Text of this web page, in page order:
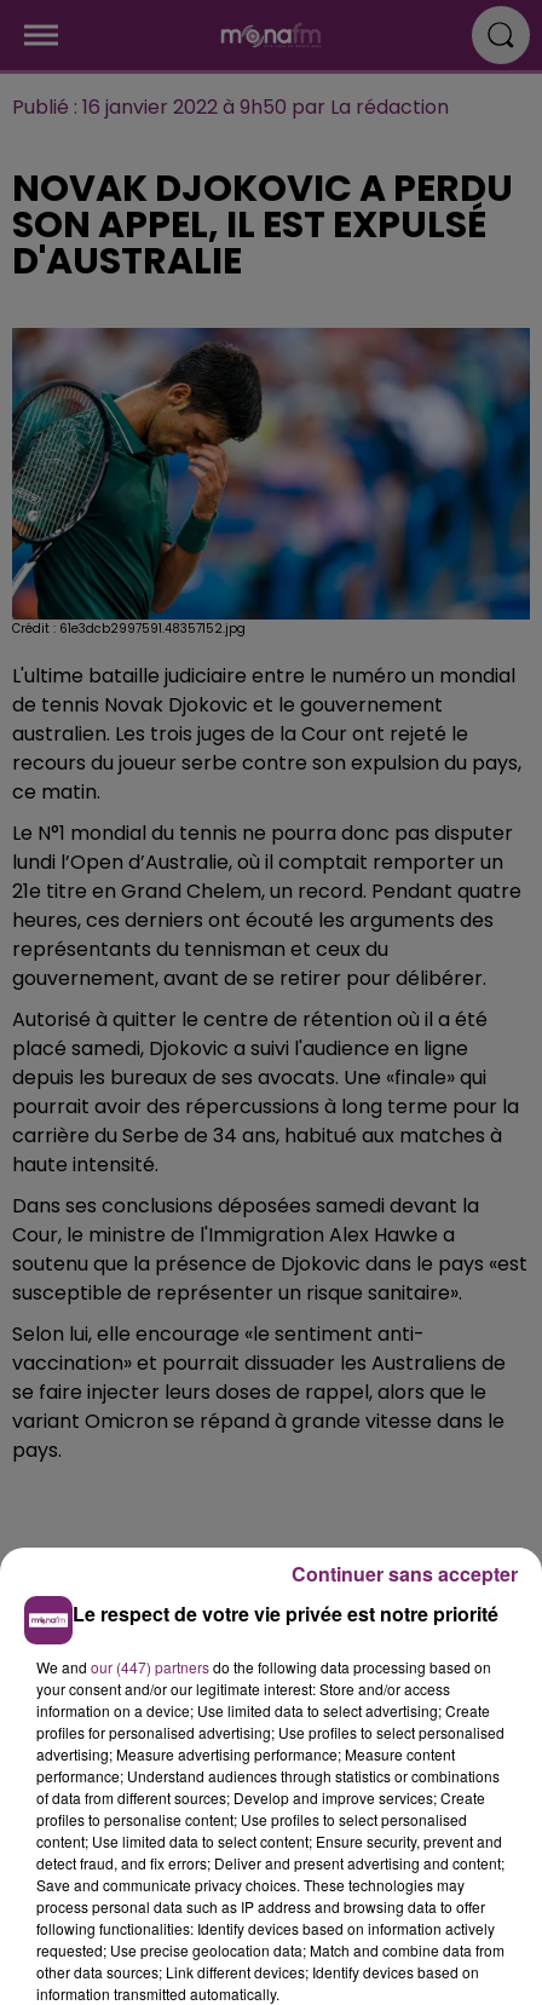
Publié : 16 janvier 2022 à 9h50 par La rédaction
NOVAK DJOKOVIC A PERDU
SON APPEL, IL EST EXPULSÉ
D'AUSTRALIE
Crédit : 61e3dcb2997591.48357152.jpg
L'ultime bataille judiciaire entre le numéro un mondial
de tennis Novak Djokovic et le gouvernement
australien. Les trois juges de la Cour ont rejeté le
recours du joueur serbe contre son expulsion du pays,
ce matin.
Le N°1 mondial du tennis ne pourra donc pas disputer
lundi l’Open d’Australie, où il comptait remporter un
21e titre en Grand Chelem, un record. Pendant quatre
heures, ces derniers ont écouté les arguments des
représentants du tennisman et ceux du
gouvernement, avant de se retirer pour délibérer.
Autorisé à quitter le centre de rétention où il a été
placé samedi, Djokovic a suivi l'audience en ligne
depuis les bureaux de ses avocats. Une «finale» qui
pourrait avoir des répercussions à long terme pour la
carrière du Serbe de 34 ans, habitué aux matches à
haute intensité.
Dans ses conclusions déposées samedi devant la
Cour, le ministre de l'Immigration Alex Hawke a
soutenu que la présence de Djokovic dans le pays «est
susceptible de représenter un risque sanitaire».
Selon lui, elle encourage «le sentiment anti-
vaccination» et pourrait dissuader les Australiens de
se faire injecter leurs doses de rappel, alors que le
variant Omicron se répand à grande vitesse dans le
pays.
Le respect de votre vie privée est notre priorité
We and our (447) partnersdo the following data processing based on
your consent and/or our legitimate interest: Store and/or access
information on a device; Use limited data to select advertising; Create
profiles for personalised advertising; Use profiles to select personalised
advertising; Measure advertising performance; Measure content
performance; Understand audiences through statistics or combinations
of data from different sources; Develop and improve services; Create
profiles to personalise content; Use profiles to select personalised
content; Use limited data to select content; Ensure security, prevent and
detect fraud, and fix errors; Deliver and present advertising and content;
Save and communicate privacy choices. These technologies may
process personal data such as IP address and browsing data to offer
following functionalities: Identify devices based on information actively
requested; Use precise geolocation data; Match and combine data from
other data sources; Link different devices; Identify devices based on
information transmitted automatically.
Continuer sans accepter